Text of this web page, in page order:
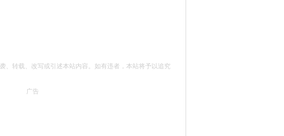
、转载、改写或引述本站内容。如有违者，本站将予以追究
广告